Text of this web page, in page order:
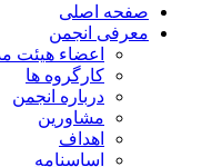
صفحه اصلی
معرفی انجمن
اعضاء هیئت
کارگروه ها
درباره انجمن
مشاورین
اهداف
اساسنامه